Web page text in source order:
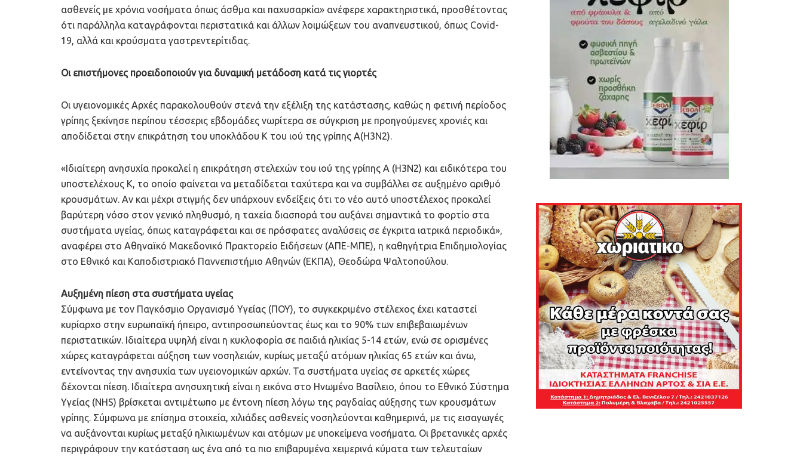
ασθενείς με χρόνια νοσήματα όπως άσθμα και παχυσαρκία» ανέφερε χαρακτηριστικά, προσθέτοντας
ότι παράλληλα καταγράφονται περιστατικά και άλλων λοιμώξεων του αναπνευστικού, όπως Covid-
19, αλλά και κρούσματα γαστρεντερίτιδας.
Οι επιστήμονες προειδοποιούν για δυναμική μετάδοση κατά τις γιορτές
Οι υγειονομικές Αρχές παρακολουθούν στενά την εξέλιξη της κατάστασης, καθώς η φετινή περίοδος
γρίπης ξεκίνησε περίπου τέσσερις εβδομάδες νωρίτερα σε σύγκριση με προηγούμενες χρονιές και
αποδίδεται στην επικράτηση του υποκλάδου K του ιού της γρίπης A(H3N2).
«Ιδιαίτερη ανησυχία προκαλεί η επικράτηση στελεχών του ιού της γρίπης Α (H3N2) και ειδικότερα του
υποστελέχους Κ, το οποίο φαίνεται να μεταδίδεται ταχύτερα και να συμβάλλει σε αυξημένο αριθμό
κρουσμάτων. Αν και μέχρι στιγμής δεν υπάρχουν ενδείξεις ότι το νέο αυτό υποστέλεχος προκαλεί
βαρύτερη νόσο στον γενικό πληθυσμό, η ταχεία διασπορά του αυξάνει σημαντικά το φορτίο στα
συστήματα υγείας, όπως καταγράφεται και σε πρόσφατες αναλύσεις σε έγκριτα ιατρικά περιοδικά»,
αναφέρει στο Αθηναϊκό Μακεδονικό Πρακτορείο Ειδήσεων (ΑΠΕ-ΜΠΕ), η καθηγήτρια Επιδημιολογίας
στο Εθνικό και Καποδιστριακό Παννεπιστήμιο Αθηνών (ΕΚΠΑ), Θεοδώρα Ψαλτοπούλου.
Αυξημένη πίεση στα συστήματα υγείας
Σύμφωνα με τον Παγκόσμιο Οργανισμό Υγείας (ΠΟΥ), το συγκεκριμένο στέλεχος έχει καταστεί
κυρίαρχο στην ευρωπαϊκή ήπειρο, αντιπροσωπεύοντας έως και το 90% των επιβεβαιωμένων
περιστατικών. Ιδιαίτερα υψηλή είναι η κυκλοφορία σε παιδιά ηλικίας 5-14 ετών, ενώ σε ορισμένες
χώρες καταγράφεται αύξηση των νοσηλειών, κυρίως μεταξύ ατόμων ηλικίας 65 ετών και άνω,
εντείνοντας την ανησυχία των υγειονομικών αρχών. Τα συστήματα υγείας σε αρκετές χώρες
δέχονται πίεση. Ιδιαίτερα ανησυχητική είναι η εικόνα στο Ηνωμένο Βασίλειο, όπου το Εθνικό Σύστημα
Υγείας (NHS) βρίσκεται αντιμέτωπο με έντονη πίεση λόγω της ραγδαίας αύξησης των κρουσμάτων
γρίπης. Σύμφωνα με επίσημα στοιχεία, χιλιάδες ασθενείς νοσηλεύονται καθημερινά, με τις εισαγωγές
να αυξάνονται κυρίως μεταξύ ηλικιωμένων και ατόμων με υποκείμενα νοσήματα. Οι βρετανικές αρχές
περιγράφουν την κατάσταση ως ένα από τα πιο επιβαρυμένα χειμερινά κύματα των τελευταίων